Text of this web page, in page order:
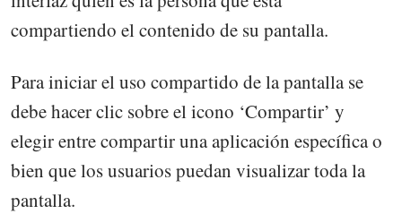
compartiendo el contenido de su pantalla.
Para iniciar el uso compartido de la pantalla se
debe hacer clic sobre el icono ‘Compartir’ y
elegir entre compartir una aplicación específica o
bien que los usuarios puedan visualizar toda la
pantalla.